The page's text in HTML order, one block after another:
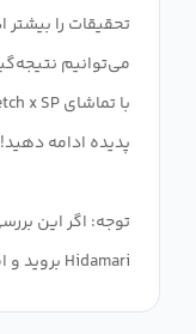
تحقیقات را بیشتر
می‌توانیم
توجه: اگر این
Hidamari بروید و امیدواریم که مفهوم آن را درک کنید.